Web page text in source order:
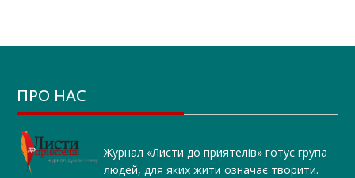
ПРО НАС
Журнал «Листи до приятелів» готує група
людей, для яких жити означає творити.